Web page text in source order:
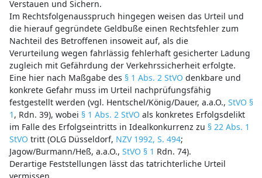
Verstauen und Sichern.
Im Rechtsfolgenausspruch hingegen weisen das Urteil und
die hierauf gegründete Geldbuße einen Rechtsfehler zum
Nachteil des Betroffenen insoweit auf, als die
Verurteilung wegen fahrlässig fehlerhaft gesicherter Ladung
zugleich mit Gefährdung der Verkehrssicherheit erfolgte.
Eine hier nach Maßgabe des § 1 Abs. 2 StVO denkbare und
konkrete Gefahr muss im Urteil nachprüfungsfähig
festgestellt werden (vgl. Hentschel/König/Dauer, a.a.O., StVO §
1 , Rdn. 39), wobei § 1 Abs. 2 StVO als konkretes Erfolgsdelikt
im Falle des Erfolgseintritts in Idealkonkurrenz zu § 22 Abs. 1
StVO tritt (OLG Düsseldorf, NZV 1992, S. 494;
Jagow/Burmann/Heß, a.a.O., StVO § 1 Rdn. 74).
Derartige Feststellungen lässt das tatrichterliche Urteil
vermissen.